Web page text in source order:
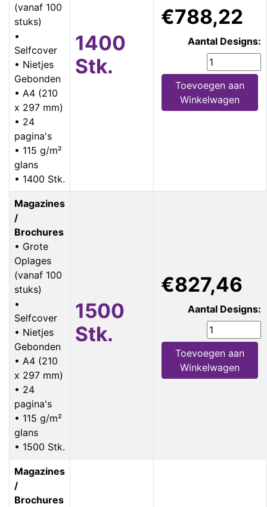
(vanaf 100
stuks)
•
Selfcover
• Nietjes
Gebonden
• A4 (210
x 297 mm)
• 24
pagina's
• 115 g/m²
glans
• 1400 Stk.
1400
Stk.
€788,22
Aantal Designs:
Toevoegen aan
Winkelwagen
Magazines
/
Brochures
• Grote
Oplages
(vanaf 100
stuks)
•
Selfcover
• Nietjes
Gebonden
• A4 (210
x 297 mm)
• 24
pagina's
• 115 g/m²
glans
• 1500 Stk.
1500
Stk.
€827,46
Aantal Designs:
Toevoegen aan
Winkelwagen
Magazines
/
Brochures